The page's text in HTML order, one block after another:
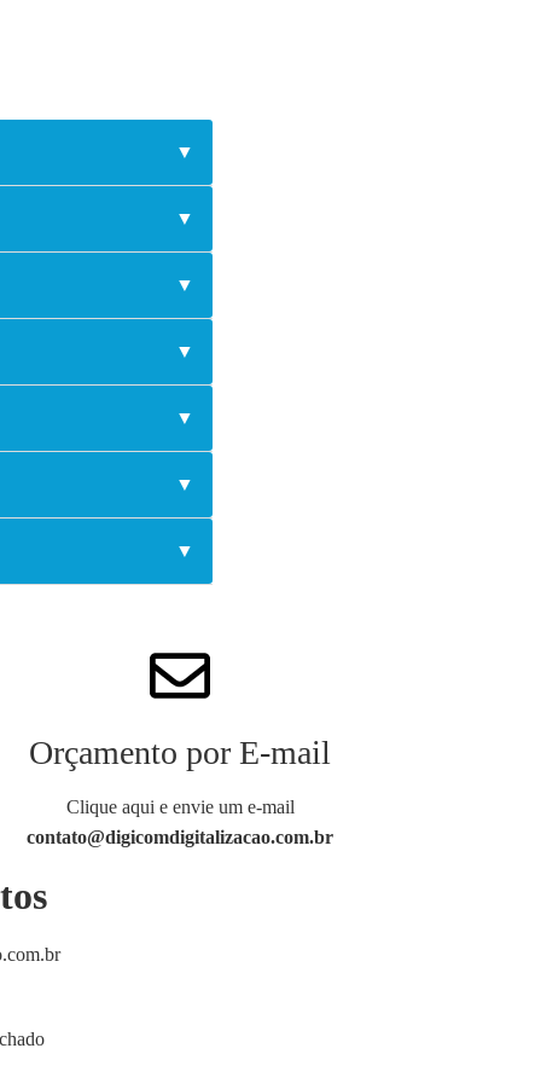
▼
▼
▼
▼
▼
▼
▼
Orçamento por E-mail
Clique aqui e envie um e-mail
contato@digicomdigitalizacao.com.br